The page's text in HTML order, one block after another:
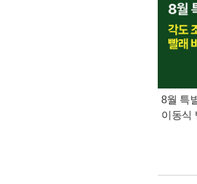
8월 특
이동식